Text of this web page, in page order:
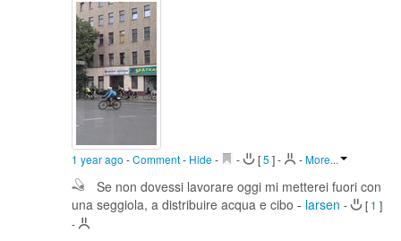
1 year ago -Comment- Hide - - [5 ]- -More...
Se non dovessi lavorare oggi mi metterei fuori con
una seggiola, a distribuire acqua e cibo - larsen - [ 1 ]
-